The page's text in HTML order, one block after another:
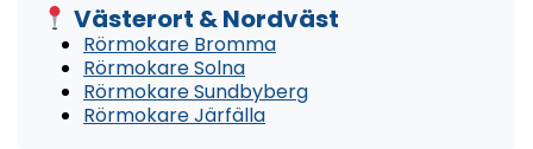
Västerort & Nordväst
Rörmokare Bromma
Rörmokare Solna
Rörmokare Sundbyberg
Rörmokare Järfälla